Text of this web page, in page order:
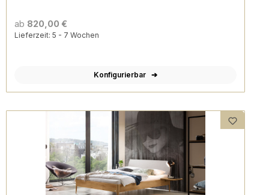
ab 820,00 €
Lieferzeit: 5 - 7 Wochen
Konfigurierbar